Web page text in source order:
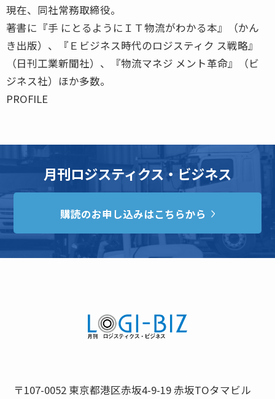
現在、同社常務取締役。
著書に『手 にとるようにＩＴ物流がわかる本』（かん
き出版）、『Ｅビジネス時代のロジスティク ス戦略』
（日刊工業新聞社）、『物流マネジ メント革命』（ビ
ジネス社）ほか多数。
PROFILE
月刊ロジスティクス・ビジネス
購読のお申し込みはこちらから
〒107-0052 東京都港区赤坂4-9-19 赤坂TOタマビル